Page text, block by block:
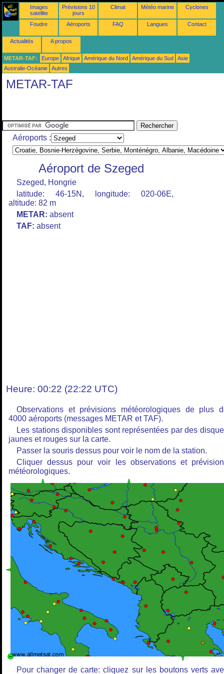
Images
satellite
Prévisions 10
jours
Climat Météo marine Cyclones
Foudre Aéroports FAQ Langues Contact
Actualités A propos
METAR-TAF: Europe Afrique Amérique du Nord Amérique du Sud
Asie
Australie-Océanie
Autres
METAR-TAF
Aéroports :
Aéroport de Szeged
Szeged, Hongrie
latitude: 46-15N, longitude: 020-06E,
altitude: 82 m
METAR: absent
TAF: absent
Heure: 00:22 (22:22 UTC)
Observations et prévisions météorologiques de plus
4000 aéroports (messages METAR et TAF).
Les stations disponibles sont représentées par des
jaunes et rouges sur la carte.
Passer la souris dessus pour voir le nom de la station.
Cliquer dessus pour voir les observations et
météorologiques.
Pour changer de carte: cliquez sur les boutons verts